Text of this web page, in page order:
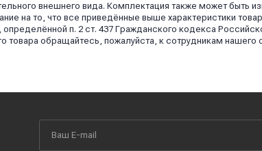
внешнего вида. Комплектация также может быть
на то, что все приведённые выше характеристики
п. 2 ст. 437 Гражданского кодекса
товара обращайтесь, пожалуйста, к сотрудникам нашего